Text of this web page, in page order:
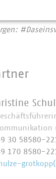
am
30 58580-221
170 8580-221